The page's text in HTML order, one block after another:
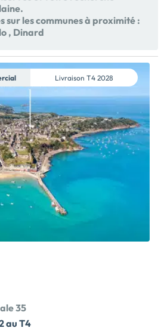
sur les communes à proximité :
, Dinard
Livraison T4 2028
35
au T4